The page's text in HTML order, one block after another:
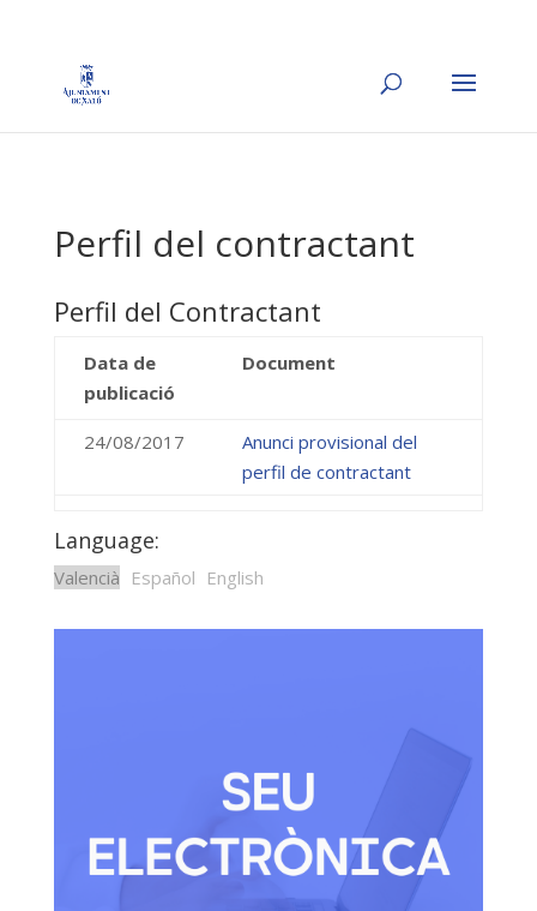
Perfil del contractant
Perfil del Contractant
Data de
publicació
Document
24/08/2017
Anunci provisional del
perfil de contractant
Language:
Valencià Español English